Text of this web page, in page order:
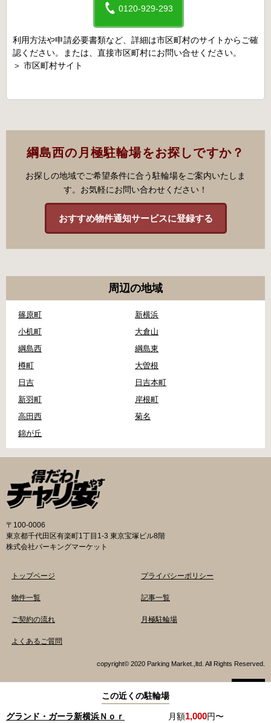
0120-929-293
利用方法や申請必要書類など、詳細は市区町村のサイトからご確
認ください。または、直接市区町村にお問い合せください。
＞ 市区町村サイト
綱島西の月極駐輪場をお探しですか？
お探しの地域でご希望条件に合う駐輪場をご案内いたしま
す。お気軽にお問い合わせください！
おすすめ物件通知サービスに登録する
この近くの駐輪場
グランド・ガーラ新横浜Ｎｏｒ 月額1,000円〜
周辺の地域
篠原町
新横浜
小机町
大倉山
綱島西
綱島東
樽町
大曽根
日吉
日吉本町
新羽町
岸根町
高田西
菊名
錦が丘
〒100-0006
東京都千代田区有楽町1丁目1-3 東京宝塚ビル8階
株式会社パーキングマーケット
トップページ
物件一覧
ご契約の流れ
よくあるご質問
プライバシーポリシー
記事一覧
月極駐輪場
copyright© 2020 Parking Market.,ltd. All Rights Reserved.
電話でお問い合わせ